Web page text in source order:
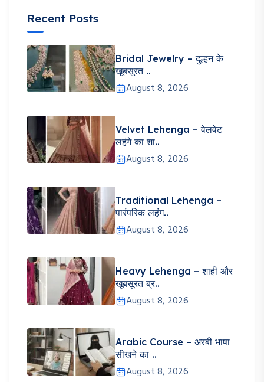
Recent Posts
Bridal Jewelry – दुल्हन के
खूबसूरत ..
August 8, 2026
Velvet Lehenga – वेलवेट
लहंगे का शा..
August 8, 2026
Traditional Lehenga –
पारंपरिक लहंग..
August 8, 2026
Heavy Lehenga – शाही और
खूबसूरत ब्र..
August 8, 2026
Arabic Course – अरबी भाषा
सीखने का ..
August 8, 2026